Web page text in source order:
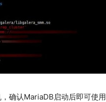
确认MariaDB启动后即可使用